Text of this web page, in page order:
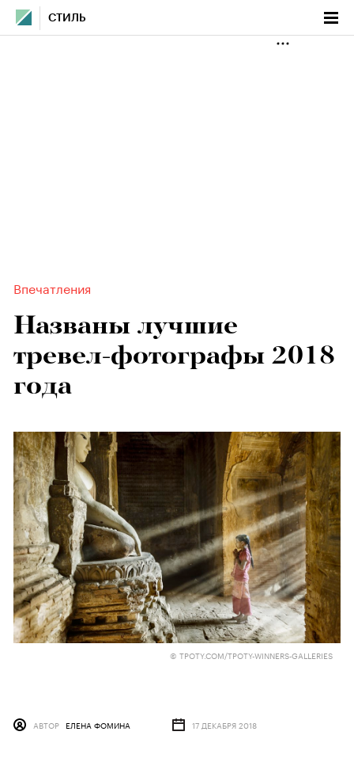
СТИЛЬ
Впечатления
Названы лучшие
тревел-фотографы 2018
года
© TPOTY.COM/TPOTY-WINNERS-GALLERIES
АВТОР ЕЛЕНА ФОМИНА 17 ДЕКАБРЯ 2018